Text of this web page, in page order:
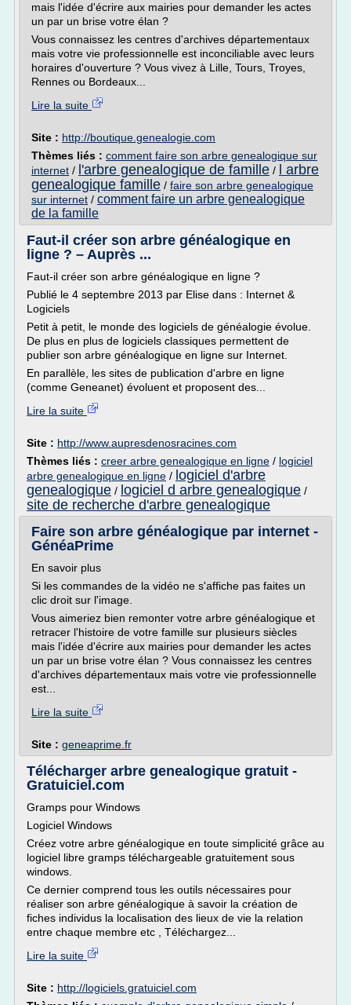
mais l'idée d'écrire aux mairies pour demander les actes
un par un brise votre élan ?
Vous connaissez les centres d'archives départementaux
mais votre vie professionnelle est inconciliable avec leurs
horaires d'ouverture ? Vous vivez à Lille, Tours, Troyes,
Rennes ou Bordeaux...
Lire la suite
Site : http://boutique.genealogie.com
Thèmes liés : comment faire son arbre genealogique sur
internet / l'arbre genealogique de famille /
l arbre
genealogique famille / faire son arbre genealogique
sur internet / comment faire un arbre genealogique
de la famille
Faut-il créer son arbre généalogique en
ligne ? – Auprès ...
Faut-il créer son arbre généalogique en ligne ?
Publié le 4 septembre 2013 par Elise dans : Internet &
Logiciels
Petit à petit, le monde des logiciels de généalogie évolue.
De plus en plus de logiciels classiques permettent de
publier son arbre généalogique en ligne sur Internet.
En parallèle, les sites de publication d'arbre en ligne
(comme Geneanet) évoluent et proposent des...
Lire la suite
Site : http://www.aupresdenosracines.com
Thèmes liés : creer arbre genealogique en ligne / logiciel
arbre genealogique en ligne / logiciel d'arbre
genealogique / logiciel d arbre genealogique /
site de recherche d'arbre genealogique
Faire son arbre généalogique par internet -
GénéaPrime
En savoir plus
Si les commandes de la vidéo ne s'affiche pas faites un
clic droit sur l'image.
Vous aimeriez bien remonter votre arbre généalogique et
retracer l'histoire de votre famille sur plusieurs siècles
mais l'idée d'écrire aux mairies pour demander les actes
un par un brise votre élan ? Vous connaissez les centres
d'archives départementaux mais votre vie professionnelle
est...
Lire la suite
Site : geneaprime.fr
Télécharger arbre genealogique gratuit -
Gratuiciel.com
Gramps pour Windows
Logiciel Windows
Créez votre arbre généalogique en toute simplicité grâce au
logiciel libre gramps téléchargeable gratuitement sous
windows.
Ce dernier comprend tous les outils nécessaires pour
réaliser son arbre généalogique à savoir la création de
fiches individus la localisation des lieux de vie la relation
entre chaque membre etc , Téléchargez...
Lire la suite
Site : http://logiciels.gratuiciel.com